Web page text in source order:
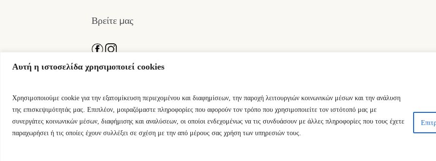
Αυτή η ιστοσελίδα χρησιμοποιεί cookies
Χρησιμοποιούμε cookie για την εξατομίκευση περιεχομένου και διαφημίσεων, την παροχή λειτουργιών κοινωνικών μέσων και την ανάλυση
της επισκεψιμότητάς μας. Επιπλέον, μοιραζόμαστε πληροφορίες που αφορούν τον τρόπο που χρησιμοποιείτε τον ιστότοπό μας με
συνεργάτες κοινωνικών μέσων, διαφήμισης και αναλύσεων, οι οποίοι ενδεχομένως να τις συνδυάσουν με άλλες πληροφορίες που τους έχετε
παραχωρήσει ή τις οποίες έχουν συλλέξει σε σχέση με την από μέρους σας χρήση των υπηρεσιών τους.
Βρείτε μας